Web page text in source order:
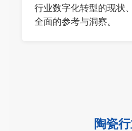
行业数字化转型的现状
全面的参考与洞察。
陶瓷